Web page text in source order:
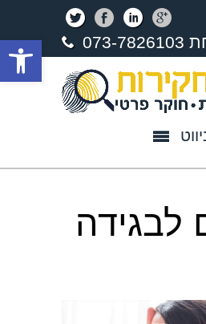
פתח סרגל נגישות
לבגידה